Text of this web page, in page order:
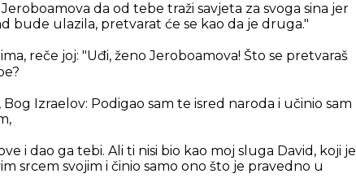
da od tebe traži savjeta za svoga sina jer
bude ulazila, pretvarat će se kao da je druga."
reče joj: "Uđi, ženo Jeroboamova! Što se pretvaraš
Izraelov: Podigao sam te isred naroda i učinio sam
i dao ga tebi. Ali ti nisi bio kao moj sluga David, koji je
srcem svojim i činio samo ono što je pravedno u